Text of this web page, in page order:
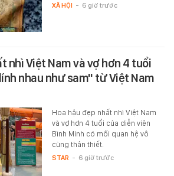
XÃ HỘI - 6 giờ trước
nhì Việt Nam và vợ hơn 4 tuổi
nhau như sam" từ Việt Nam
Hoa hậu đẹp nhất nhì Việt Nam
và vợ hơn 4 tuổi của diễn viên
Bình Minh có mối quan hệ vô
cùng thân thiết.
STAR - 6 giờ trước